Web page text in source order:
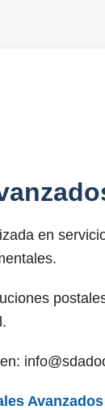
en
Avanzados